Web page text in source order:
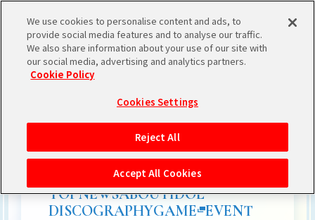
TOPNEWSABOUTIDOL
DISCOGRAPHYGAME EVENT
We use cookies to personalise content and ads, to
provide social media features and to analyse our traffic.
We also share information about your use of our site with
our social media, advertising and analytics partners.
Cookie Policy
Cookies Settings
Reject All
Accept All Cookies